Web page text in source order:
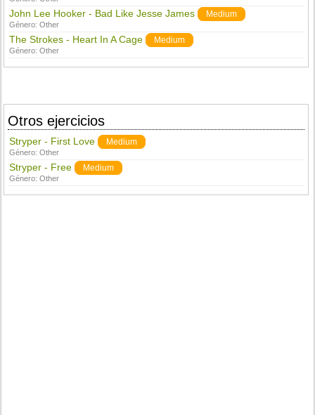
John Lee Hooker - Bad Like Jesse James Medium
Género:Other
The Strokes - Heart In A Cage Medium
Género:Other
Otros ejercicios
Stryper - First Love Medium
Género:Other
Stryper - Free Medium
Género:Other